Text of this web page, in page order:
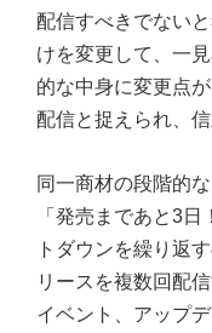
配信すべきでない
けを変更して、一
的な中身に変更点
配信と捉えられ、
同一商材の段階的
「発売まであと3
トダウンを繰り返
リースを複数回配
イベント、アップ